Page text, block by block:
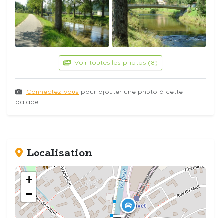
Voir toutes les photos (8)
Connectez-vous pour ajouter une photo à cette
balade.
Localisation
+
−